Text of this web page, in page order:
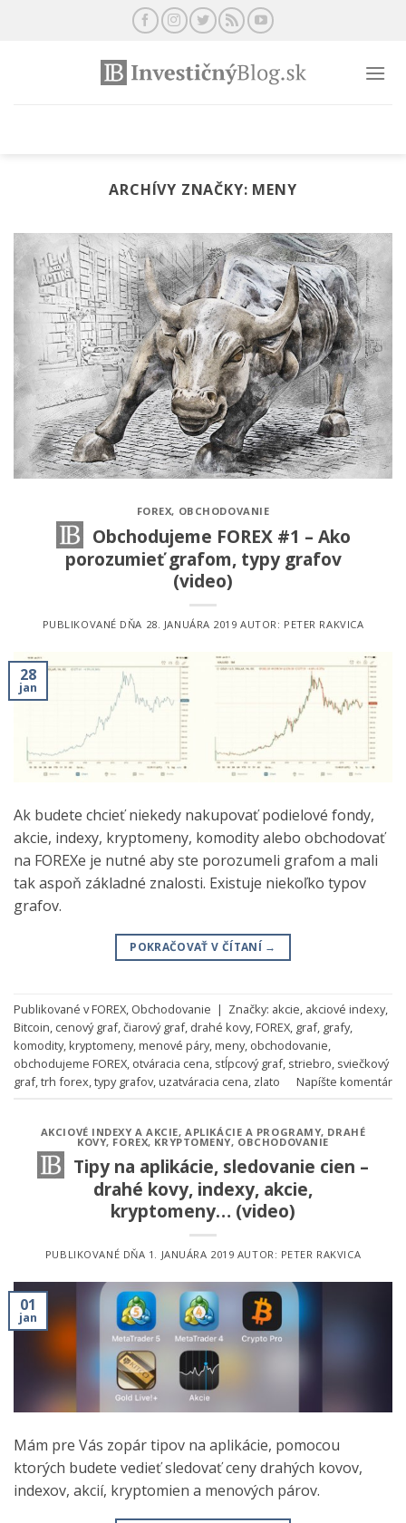
ARCHÍVY ZNAČKY: MENY
FOREX, OBCHODOVANIE
Obchodujeme FOREX #1 – Ako
porozumieť grafom, typy grafov
(video)
PUBLIKOVANÉ DŇA 28. JANUÁRA 2019 AUTOR: PETER RAKVICA
28
jan
Ak budete chcieť niekedy nakupovať podielové fondy,
akcie, indexy, kryptomeny, komodity alebo obchodovať
na FOREXe je nutné aby ste porozumeli grafom a mali
tak aspoň základné znalosti. Existuje niekoľko typov
grafov.
POKRAČOVAŤ V ČÍTANÍ →
Publikované vFOREX, Obchodovanie | Značky: akcie, akciové indexy,
Bitcoin, cenový graf,čiarový graf, drahé kovy,FOREX, graf, grafy,
komodity,kryptomeny,menové páry,meny, obchodovanie,
obchodujeme FOREX, otváracia cena, stĺpcový graf, striebro, sviečkový
graf,trh forex,typy grafov,uzatváracia cena, zlato Napíšte komentár
AKCIOVÉ INDEXY A AKCIE,APLIKÁCIE A PROGRAMY, DRAHÉ
KOVY, FOREX, KRYPTOMENY, OBCHODOVANIE
Tipy na aplikácie, sledovanie cien –
drahé kovy, indexy, akcie,
kryptomeny… (video)
PUBLIKOVANÉ DŇA 1. JANUÁRA 2019 AUTOR: PETER RAKVICA
01
jan
Mám pre Vás zopár tipov na aplikácie, pomocou
ktorých budete vedieť sledovať ceny drahých kovov,
indexov, akcií, kryptomien a menových párov.